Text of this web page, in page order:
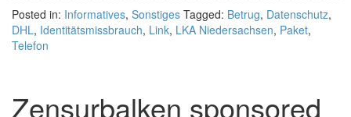
Posted in: Informatives, Sonstiges Tagged: Betrug, Datenschutz,
DHL, Identitätsmissbrauch, Link, LKA Niedersachsen, Paket,
Telefon
Zensurbalken sponsored